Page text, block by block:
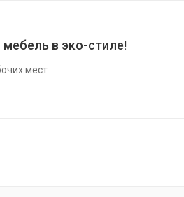
мебель в эко-стиле!
мест